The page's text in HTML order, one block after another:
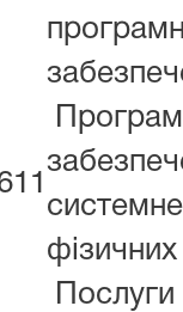
фізичних
Послуги